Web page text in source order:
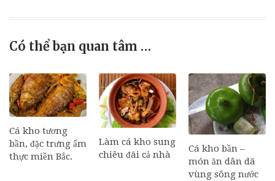
Có thể bạn quan tâm …
Cá kho tương
bần, đặc trưng ẩm
thực miền Bắc.
Làm cá kho sung
chiêu đãi cả nhà
Cá kho bần –
món ăn dân dã
vùng sông nước